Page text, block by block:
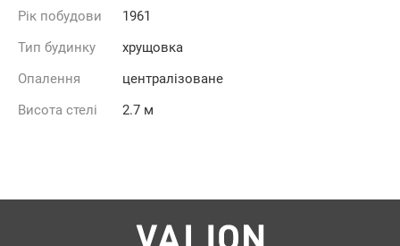
Рік побудови
1961
Тип будинку
хрущовка
Опалення
централізоване
Висота стелі
2.7 м